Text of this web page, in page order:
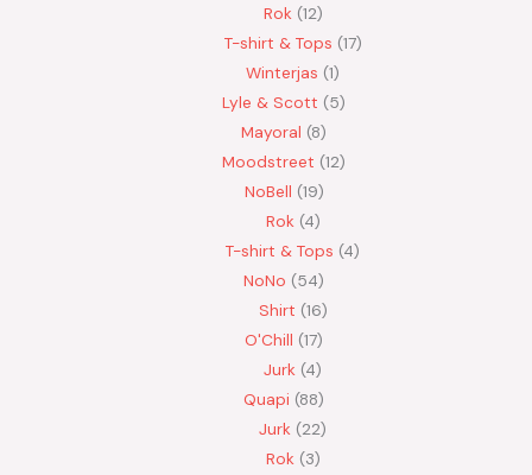
Rok 12
T-shirt & Tops 17
Winterjas 1
Lyle & Scott
5
Mayoral 8
Moodstreet 12
NoBell 19
Rok 4
T-shirt & Tops 4
NoNo
54
Shirt 16
O'Chill 17
Jurk 4
Quapi 88
Jurk
22
Rok 3